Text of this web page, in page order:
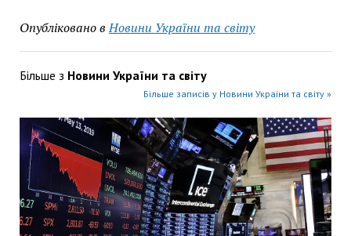
Опубліковано в Новини України та світу
Більше з Новини України та світу
Більше записів у Новини України та світу »